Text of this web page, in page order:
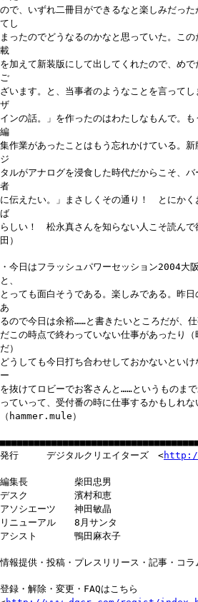
ので、いずれ二冊目ができるなと楽しみだっ
てし
まったのでどうなるのかなと思っていた。こ
載
を加えて新装版にして出してくれたので、め
ご
ざいます。と、当事者のようなことを言って
ザ
インの話。」を作ったのはわたしなもんで。
編
集作業があったことはもう忘れかけている。
ジ
タルがアナログを浸食した時代だからこそ、
者
に伝えたい。」まさしくその通り！ とにかく
ば
らしい！ 松永真さんを知らない人こそ読んで
田）
・今日はフラッシュパワーセッション2004大
と、
とっても面白そうである。楽しみである。昨
あ
るので今日は余裕……と書きたいところだが、
だこの時点で終わっていない仕事があったり
だ）
どうしても今日打ち合わせしておかないとい
ー
を抜けてロビーでお客さんと……というものま
っていって、受付番の時に仕事するかもし
（hammer.mule）
発行 デジタルクリエイターズ <http://
編集長 柴田忠男
デスク 濱村和恵
アソシエーツ 神田敏晶
リニューアル 8月サンタ
アシスト 鴨田麻衣子
情報提供・投稿・プレスリリース・記事・コ
登録・解除・変更・FAQはこちら